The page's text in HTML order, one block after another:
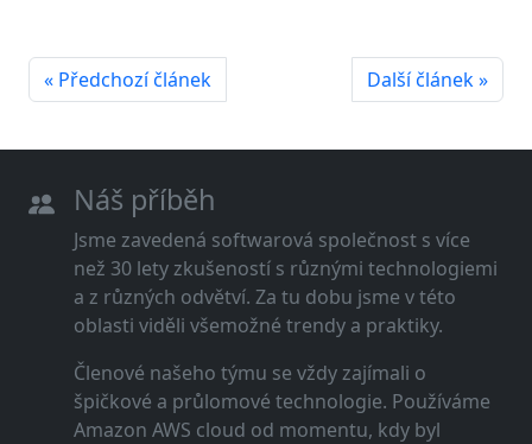
« Předchozí článek Další článek »
Náš příběh
Jsme zavedená softwarová společnost s více
než 30 lety zkušeností s různými technologiemi
a z různých odvětví. Za tu dobu jsme v této
oblasti viděli všemožné trendy a praktiky.
Členové našeho týmu se vždy zajímali o
špičkové a průlomové technologie. Používáme
Amazon AWS cloud od momentu, kdy byl